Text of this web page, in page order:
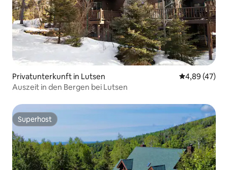
Privatunterkunft in Lutsen
4,89 (47)
Auszeit in den Bergen bei Lutsen
Superhost
Superhost